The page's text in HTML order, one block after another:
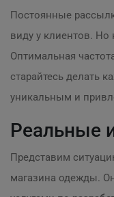
Постоянные
виду у клиентов. Но
Оптимальная
старайтесь делать
уникальным и
Реальные
Представим
магазина одежды.